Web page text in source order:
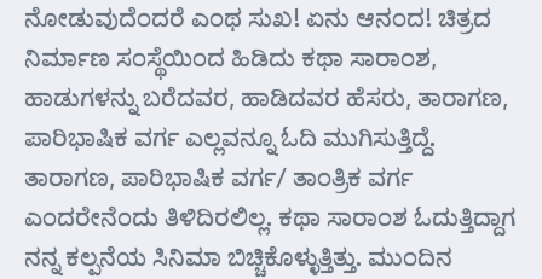
ನೋಡುವುದೆಂದರೆ ಎಂಥ ಸುಖ! ಏನು ಆನಂದ! ಚಿತ್ರದ
ನಿರ್ಮಾಣ ಸಂಸ್ಥೆಯಿಂದ ಹಿಡಿದು ಕಥಾ ಸಾರಾಂಶ,
ಹಾಡುಗಳನ್ನು ಬರೆದವರ, ಹಾಡಿದವರ ಹೆಸರು, ತಾರಾಗಣ,
ಪಾರಿಭಾಷಿಕ ವರ್ಗ ಎಲ್ಲವನ್ನೂ ಓದಿ ಮುಗಿಸುತ್ತಿದ್ದೆ.
ತಾರಾಗಣ, ಪಾರಿಭಾಷಿಕ ವರ್ಗ/ ತಾಂತ್ರಿಕ ವರ್ಗ
ಎಂದರೇನೆಂದು ತಿಳಿದಿರಲಿಲ್ಲ. ಕಥಾ ಸಾರಾಂಶ ಓದುತ್ತಿದ್ದಾಗ
ನನ್ನ ಕಲ್ಪನೆಯ ಸಿನಿಮಾ ಬಿಚ್ಚಿಕೊಳ್ಳುತ್ತಿತ್ತು. ಮುಂದಿನ